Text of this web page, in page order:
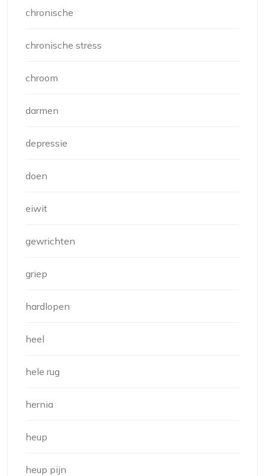
chronische
chronische stress
chroom
darmen
depressie
doen
eiwit
gewrichten
griep
hardlopen
heel
hele rug
hernia
heup
heup pijn